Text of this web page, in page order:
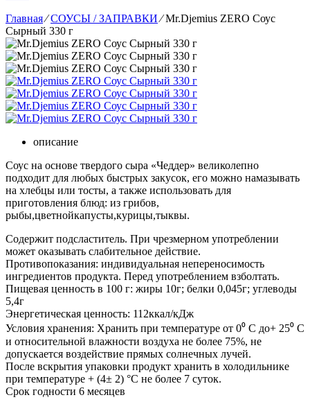
Главная⁄СОУСЫ / ЗАПРАВКИ ⁄ Mr.Djemius ZERO Соус
Сырный 330 г
описание
Соус на основе твердого сыра «Чеддер» великолепно
подходит для любых быстрых закусок, его можно намазывать
на хлебцы или тосты, а также использовать для
приготовления блюд: из грибов,
рыбы,цветнойкапусты,курицы,тыквы.
Содержит подсластитель. При чрезмерном употреблении
может оказывать слабительное действие.
Противопоказания: индивидуальная непереносимость
ингредиентов продукта. Перед употреблением взболтать.
Пищевая ценность в 100 г: жиры 10г; белки 0,045г; углеводы
5,4г
Энергетическая ценность: 112ккал/кДж
Условия хранения: Хранить при температуре от 0⁰ С до+ 25⁰ С
и относительной влажности воздуха не более 75%, не
допускается воздействие прямых солнечных лучей.
После вскрытия упаковки продукт хранить в холодильнике
при температуре + (4± 2) °С не более 7 суток.
Срок годности 6 месяцев